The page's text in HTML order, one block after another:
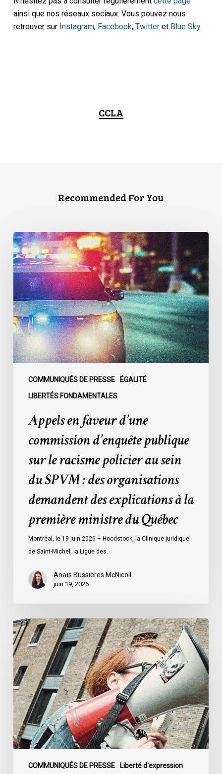
ainsi que nos réseaux sociaux. Vous pouvez nous
retrouver sur Instagram, Facebook,Twitter et Blue Sky.
CCLA
Recommended For You
COMMUNIQUÉS DE PRESSE ÉGALITÉ
LIBERTÉS FONDAMENTALES
Appels
en
faveur
d’une
commission
d’enquête
publique
sur
le
racisme
policier
SPVM
organisations
explications
ministre
Québec
Appels en faveur d’une
commission d’enquête publique
sur le racisme policier au sein
du SPVM : des organisations
demandent des explications à la
première ministre du Québec
Montréal, le 19 juin 2026 – Hoodstock, la Clinique juridique
de Saint-Michel, la Ligue des…
Anaïs Bussières McNicoll
juin 19, 2026
COMMUNIQUÉS DE PRESSE Liberté d'expression
L’ACLC
se
joint
à
la
déclaration
de
la
société
civile
l’adoption